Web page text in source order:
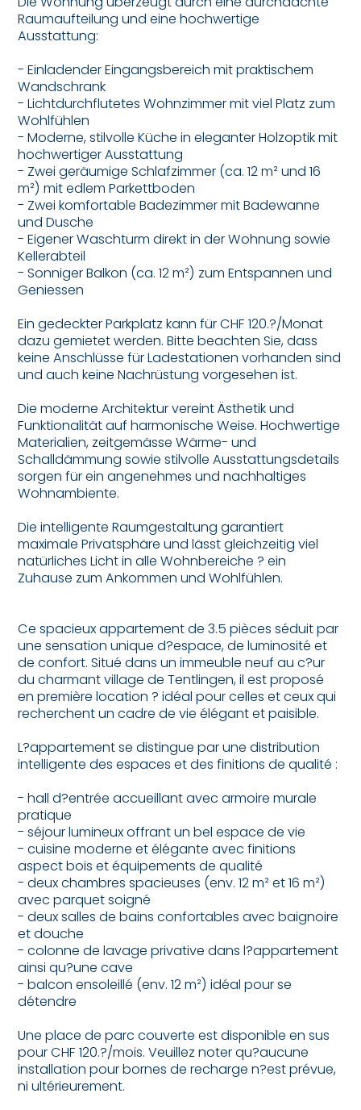
Raumaufteilung und eine hochwertige
Ausstattung:
- Einladender Eingangsbereich mit praktischem
Wandschrank
- Lichtdurchflutetes Wohnzimmer mit viel Platz zum
Wohlfühlen
- Moderne, stilvolle Küche in eleganter Holzoptik mit
hochwertiger Ausstattung
- Zwei geräumige Schlafzimmer (ca. 12 m² und 16
m²) mit edlem Parkettboden
- Zwei komfortable Badezimmer mit Badewanne
und Dusche
- Eigener Waschturm direkt in der Wohnung sowie
Kellerabteil
- Sonniger Balkon (ca. 12 m²) zum Entspannen und
Geniessen
Ein gedeckter Parkplatz kann für CHF 120.?/Monat
dazu gemietet werden. Bitte beachten Sie, dass
keine Anschlüsse für Ladestationen vorhanden sind
und auch keine Nachrüstung vorgesehen ist.
Die moderne Architektur vereint Ästhetik und
Funktionalität auf harmonische Weise. Hochwertige
Materialien, zeitgemässe Wärme- und
Schalldämmung sowie stilvolle Ausstattungsdetails
sorgen für ein angenehmes und nachhaltiges
Wohnambiente.
Die intelligente Raumgestaltung garantiert
maximale Privatsphäre und lässt gleichzeitig viel
natürliches Licht in alle Wohnbereiche ? ein
Zuhause zum Ankommen und Wohlfühlen.
Ce spacieux appartement de 3.5 pièces séduit par
une sensation unique d?espace, de luminosité et
de confort. Situé dans un immeuble neuf au c?ur
du charmant village de Tentlingen, il est proposé
en première location ? idéal pour celles et ceux qui
recherchent un cadre de vie élégant et paisible.
L?appartement se distingue par une distribution
intelligente des espaces et des finitions de qualité :
- hall d?entrée accueillant avec armoire murale
pratique
- séjour lumineux offrant un bel espace de vie
- cuisine moderne et élégante avec finitions
aspect bois et équipements de qualité
- deux chambres spacieuses (env. 12 m² et 16 m²)
avec parquet soigné
- deux salles de bains confortables avec baignoire
et douche
- colonne de lavage privative dans l?appartement
ainsi qu?une cave
- balcon ensoleillé (env. 12 m²) idéal pour se
détendre
Une place de parc couverte est disponible en sus
pour CHF 120.?/mois. Veuillez noter qu?aucune
installation pour bornes de recharge n?est prévue,
ni ultérieurement.